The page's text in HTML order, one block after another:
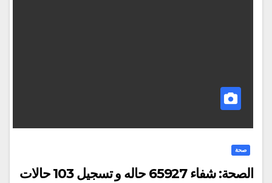
صحة
الصحة: شفاء 65927 حاله و تسجيل 103 حالات